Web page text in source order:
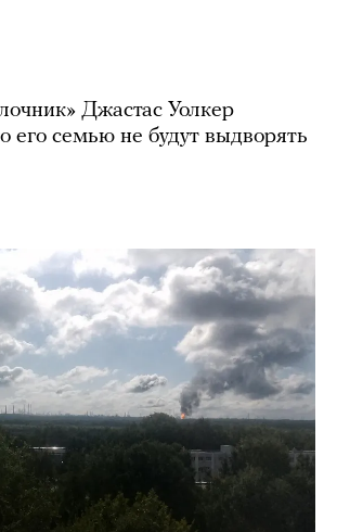
Джастас Уолкер
его семью не будут выдворять